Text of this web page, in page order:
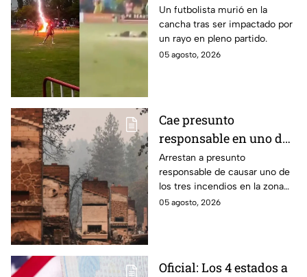
impactado por un rayo
en pleno partido
Un futbolista murió en la
cancha tras ser impactado por
un rayo en pleno partido.
05 agosto, 2026
Cae presunto
responsable en uno de
los incendios forestales
en la zona de Spokane,
Washington
Arrestan a presunto
responsable de causar uno de
los tres incendios en la zona
de Spokane en Washington,
05 agosto, 2026
Oficial: Los 4 estados a